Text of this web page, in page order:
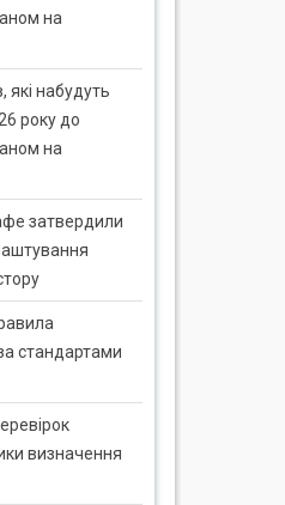
на
які набудуть
року до
на
затвердили
стандартами
визначення